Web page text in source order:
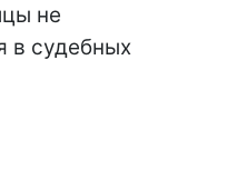
не
в судебных